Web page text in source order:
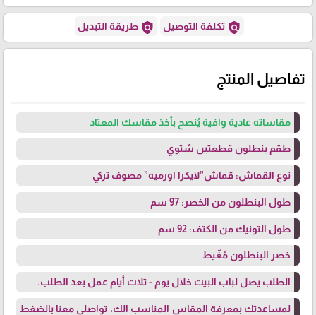
policy تكلفة التوصيل policy طريقة التبديل
تفاصيل المنتج
مقاساته عادية وافية يُنصح بأخذ مقاسك المعتاد
طقم بنطلون قطعتين شتوي
نوع القماش: قماش”لايكرا اورميه” مصوف تركي
طول البنطلون من الخصر: 97 سم
طول التونيك من الكتف: 92 سم
خصر البنطلون مُغّيط
الطلب يصل لباب البيت خلال يوم - ثلاث أيام عمل بعد الطلب.
لمساعدتك بمعرفة المقاس المناسب الك، تواصلي معنابالضغط